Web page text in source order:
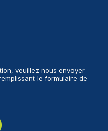
veuillez nous envoyer
le formulaire de